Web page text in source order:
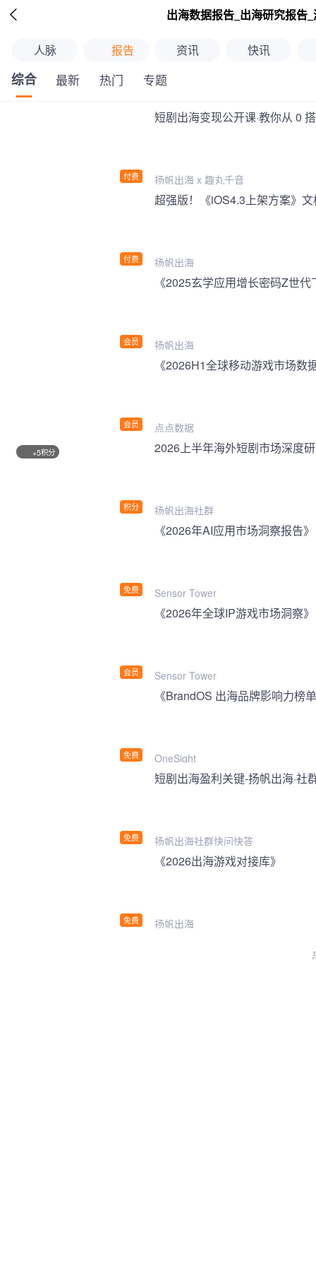
 出海数据报告_出海研究报告
人脉 报告 资讯 快讯
综合 最新 热门 专题
付费
短剧出海变现公开课·教你从 0
扬帆出海 x 趣丸千音
付费 扬帆出海
会员
《2025玄学应用增长密码Z世
扬帆出海
会员
《2026H1全球移动游戏市场数
点点数据
+5积分
积分
2026上半年海外短剧市场深度
扬帆出海社群
免费
《2026年AI应用市场洞察报告》
Sensor Tower
会员
《2026年全球IP游戏市场洞察》
Sensor Tower
免费
《BrandOS 出海品牌影响力榜
OneSight
免费
短剧出海盈利关键-扬帆出海·社
扬帆出海社群快问快答
免费
《2026出海游戏对接库》
扬帆出海